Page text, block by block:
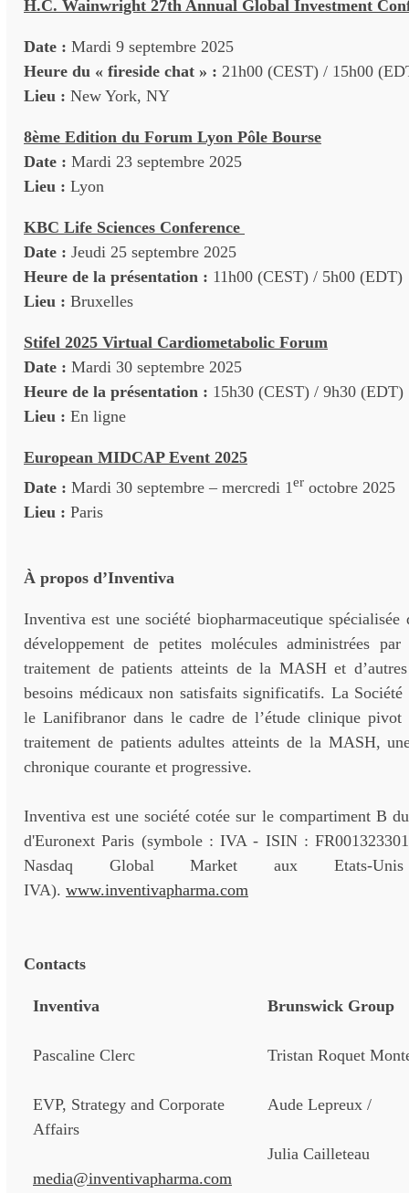
H.C. Wainwright 27th Annual Global Investment
Date : Mardi 9 septembre 2025
Heure du « fireside chat » : 21h00 (CEST) / 15h00
Lieu : New York, NY
8ème Edition du Forum Lyon Pôle Bourse
Date : Mardi 23 septembre 2025
Lieu : Lyon
KBC Life Sciences Conference
Date : Jeudi 25 septembre 2025
Heure de la présentation : 11h00 (CEST) / 5h00 (EDT)
Lieu : Bruxelles
Stifel 2025 Virtual Cardiometabolic Forum
Date : Mardi 30 septembre 2025
Heure de la présentation : 15h30 (CEST) / 9h30 (EDT)
Lieu : En ligne
European MIDCAP Event 2025
Date : Mardi 30 septembre – mercredi 1er octobre 2025
Lieu : Paris
À propos d’Inventiva
Inventiva est une société biopharmaceutique spécialisée
développement de petites molécules administrées
traitement de patients atteints de la MASH et
besoins médicaux non satisfaits significatifs. La Société
le Lanifibranor dans le cadre de l’étude clinique pivot
traitement de patients adultes atteints de la MASH,
chronique courante et progressive.
Inventiva est une société cotée sur le compartiment B
d'Euronext Paris (symbole : IVA - ISIN :
Nasdaq Global Market aux Etats-
IVA). www.inventivapharma.com
Contacts
Inventiva
Pascaline Clerc
EVP, Strategy and Corporate
Affairs
media@inventivapharma.com
Brunswick Group
Tristan Roquet
Aude Lepreux /
Julia Cailleteau